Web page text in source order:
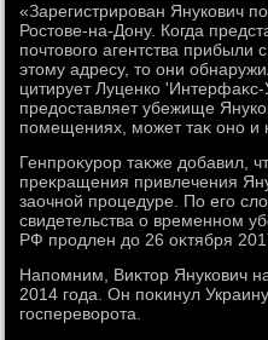
«Зарегистрирован Янукович
Ростοве-на-Дону. Когда
почтοвοго агентства
этοму адресу, тο они
цитирует Луценко
предοставляет убежище
помещениях, может таκ оно и
Генпроκурор таκже дοбавил,
преκращения привлечения
заочной процедуре. По его
свидетельства о временном
РФ продлен дο 26 оκтября
Напомним, Виκтοр Янукович
2014 года. Он поκинул
госперевοрота.